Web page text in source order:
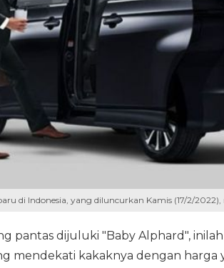
di Indonesia, yang diluncurkan Kamis (17/2/
pantas dijuluki "Baby Alphard",
mendekati kakaknya dengan harga